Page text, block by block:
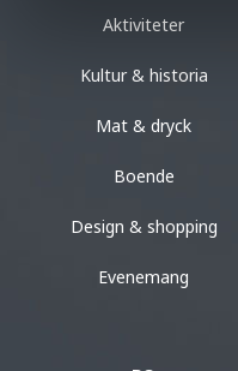
Aktiviteter
Kultur & historia
Mat & dryck
Boende
Design & shopping
Evenemang